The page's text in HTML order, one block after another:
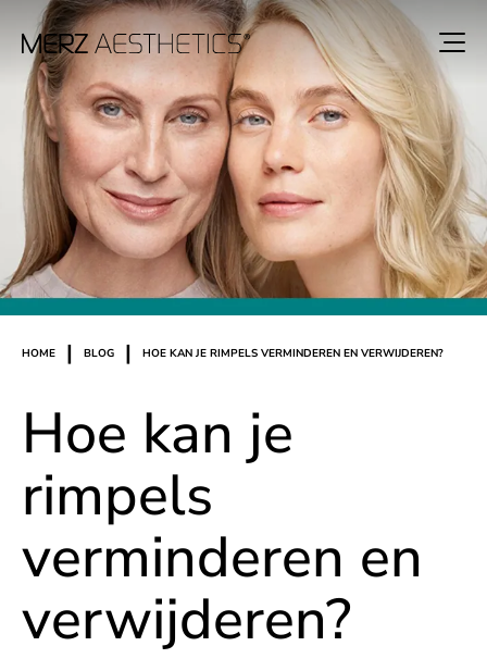
HOME | BLOG | HOE KAN JE RIMPELS VERMINDEREN EN VERWIJDEREN?
Hoe kan je
rimpels
verminderen en
verwijderen?